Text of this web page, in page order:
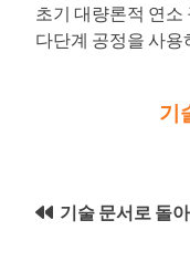
초기 대량론적 연소
다단계 공정을 사용
기
기술 문서로 돌